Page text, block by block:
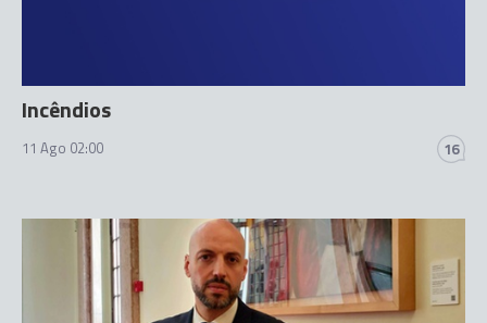
Incêndios
11 Ago 02:00 16